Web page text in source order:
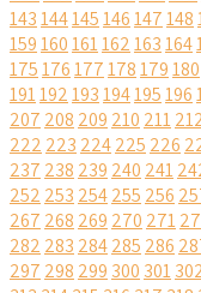
143144145146147148
159160161162163164
175176177178179180
191192193194195196
207 208 209 210 211
222 223 224225 226
237 238 239 240 241
252 253 254255 256
267 268 269 270 271
282 283 284285 286
297 298 299 300 301